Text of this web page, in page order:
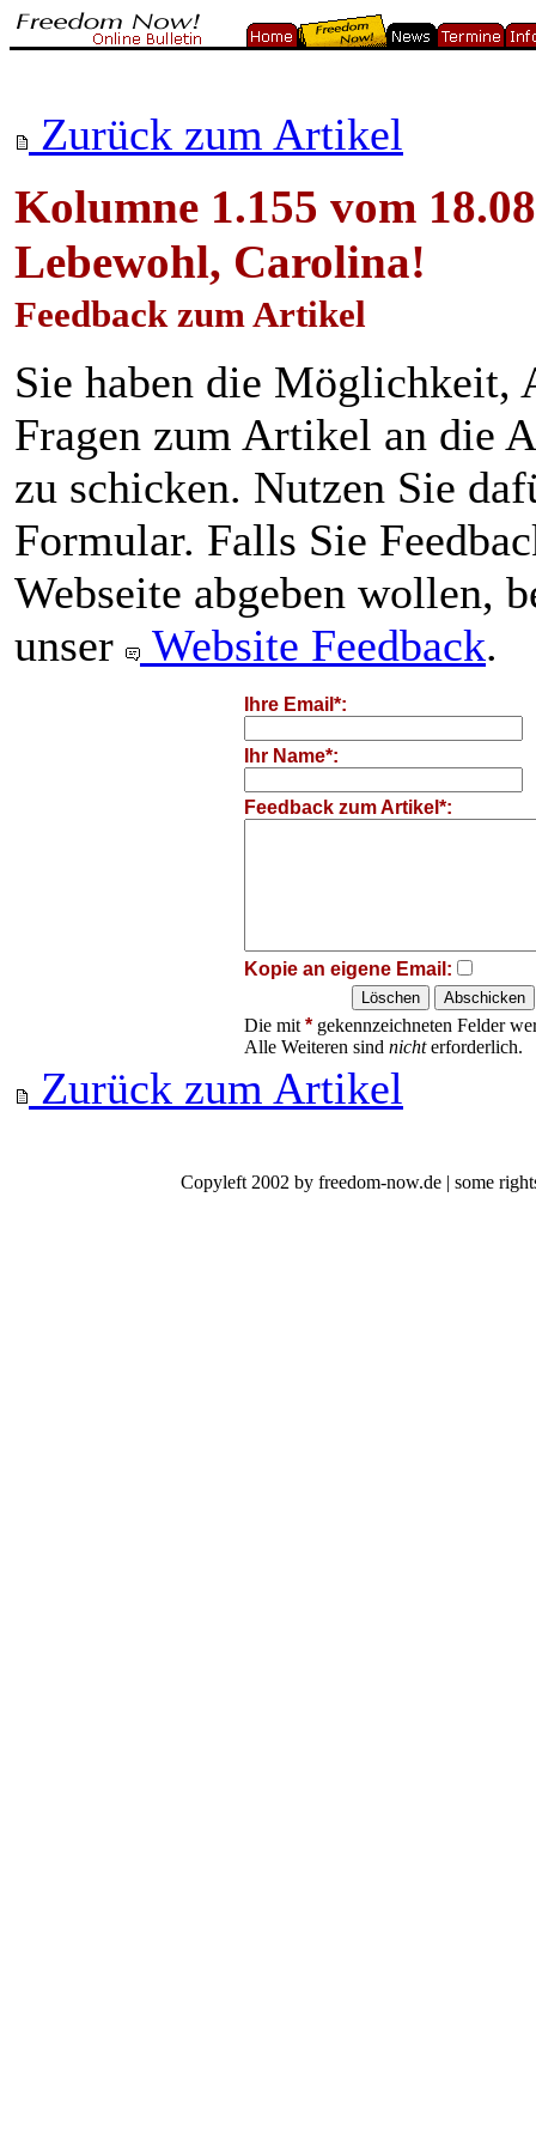
Zurück zum Artikel
Kolumne 1.155 vom
Lebewohl, Carolina!
Feedback zum Artikel
Sie haben die Möglichkeit,
Fragen zum Artikel an die
zu schicken. Nutzen Sie
Formular. Falls Sie
Webseite abgeben wollen,
unser
Website Feedback.
Ihre Email*:
Ihr Name*:
Feedback zum Artikel*:
Kopie an eigene Email:
Die mit *gekennzeichneten Felder
Alle Weiteren sind nichterforderlich.
Zurück zum Artikel
Copyleft 2002 by freedom-now.de | some